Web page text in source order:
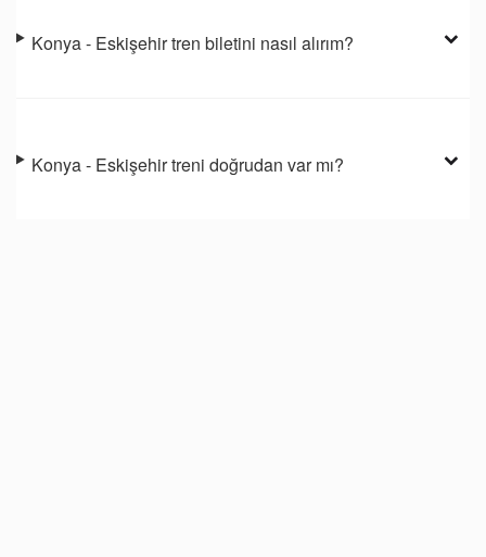
Konya - Eskişehir tren biletini nasıl alırım?
Konya - Eskişehir treni doğrudan var mı?